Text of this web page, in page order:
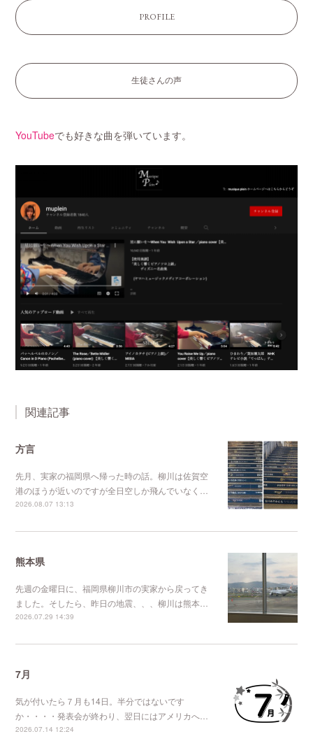
PROFILE
生徒さんの声
YouTubeでも好きな曲を弾いています。
関連記事
方言
先月、実家の福岡県へ帰った時の話。柳川は佐賀空
港のほうが近いのですが全日空しか飛んでいなく…
2026.08.07 13:13
熊本県
先週の金曜日に、福岡県柳川市の実家から戻ってき
ました。そしたら、昨日の地震、、、柳川は熊本…
2026.07.29 14:39
7月
気が付いたら７月も14日。半分ではないです
か・・・・発表会が終わり、翌日にはアメリカへ…
2026.07.14 12:24